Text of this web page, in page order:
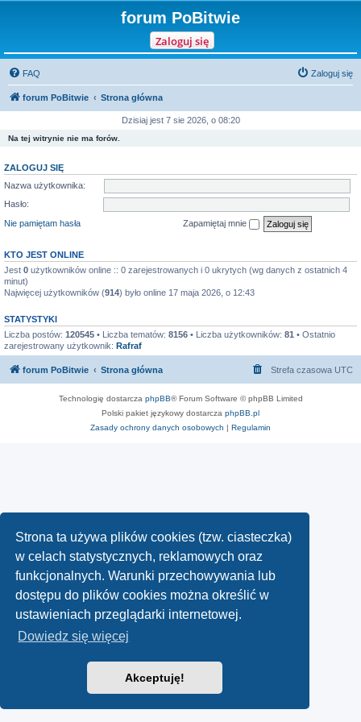
Strona ta używa plików cookies (tzw. ciasteczka)
w celach statystycznych, reklamowych oraz
funkcjonalnych. Warunki przechowywania lub
dostępu do plików cookies można określić w
ustawieniach przeglądarki internetowej.
Dowiedz się więcej
Akceptuję!
forum PoBitwie
Zaloguj się
FAQ Zaloguj się
forum PoBitwie Strona główna
Dzisiaj jest 7 sie 2026, o 08:20
Na tej witrynie nie ma forów.
ZALOGUJ SIĘ
Nazwa użytkownika:
Hasło:
Nie pamiętam hasła
Zapamiętaj mnie
KTO JEST ONLINE
Jest 0 użytkowników online :: 0 zarejestrowanych i 0 ukrytych (wg danych z ostatnich 4
minut)
Najwięcej użytkowników (914) było online 17 maja 2026, o 12:43
STATYSTYKI
Liczba postów: 120545 • Liczba tematów: 8156 • Liczba użytkowników: 81 • Ostatnio
zarejestrowany użytkownik: Rafraf
forum PoBitwie Strona główna Strefa czasowa UTC
Technologię dostarcza phpBB® Forum Software © phpBB Limited
Polski pakiet językowy dostarcza phpBB.pl
Zasady ochrony danych osobowych | Regulamin